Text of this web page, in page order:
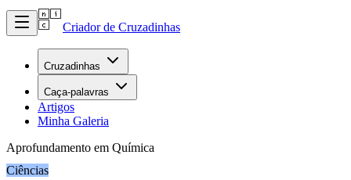
Criador de Cruzadinhas
Cruzadinhas
Caça-palavras
Artigos
Minha Galeria
Aprofundamento em Química
Ciências